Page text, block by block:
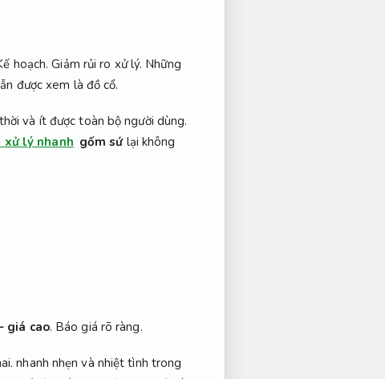
hoạch. Giảm rủi ro xử lý. Những
được xem là đồ cổ.
và ít được toàn bộ người dùng.
xử lý nhanh gốm sứlại không
giá cao. Báo giá rõ ràng.
nhanh nhẹn và nhiệt tình trong